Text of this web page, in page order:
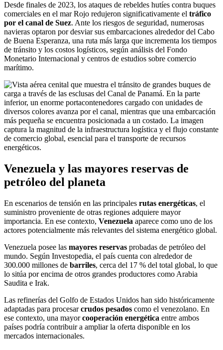
Desde finales de 2023, los ataques de rebeldes hutíes contra buques
comerciales en el mar Rojo redujeron significativamente el tráfico
por el canal de Suez. Ante los riesgos de seguridad, numerosas
navieras optaron por desviar sus embarcaciones alrededor del Cabo
de Buena Esperanza, una ruta más larga que incrementa los tiempos
de tránsito y los costos logísticos, según análisis del Fondo
Monetario Internacional y centros de estudios sobre comercio
marítimo.
Venezuela y las mayores reservas de
petróleo del planeta
En escenarios de tensión en las principales rutas energéticas, el
suministro proveniente de otras regiones adquiere mayor
importancia. En ese contexto, Venezuela aparece como uno de los
actores potencialmente más relevantes del sistema energético global.
Venezuela posee las mayores reservas probadas de petróleo del
mundo. Según Investopedia, el país cuenta con alrededor de
300.000 millones de barriles, cerca del 17 % del total global, lo que
lo sitúa por encima de otros grandes productores como Arabia
Saudita e Irak.
Las refinerías del Golfo de Estados Unidos han sido históricamente
adaptadas para procesarcrudos pesados como el venezolano. En
ese contexto, una mayorcooperación energética entre ambos
países podría contribuir a ampliar la oferta disponible en los
mercados internacionales.